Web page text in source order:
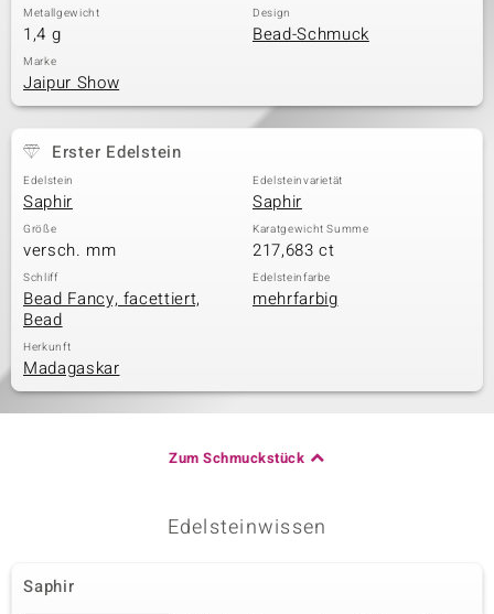
Classics
Metallgewicht
1,4 g
Design
Bead-Schmuck
Marke
Jaipur Show
Erster Edelstein
Edelstein
Saphir
Edelsteinvarietät
Saphir
Größe
versch. mm
Karatgewicht Summe
217,683 ct
Schliff
Bead Fancy, facettiert,
Bead
Edelsteinfarbe
mehrfarbig
Herkunft
Madagaskar
Zum Schmuckstück
Edelsteinwissen
Saphir